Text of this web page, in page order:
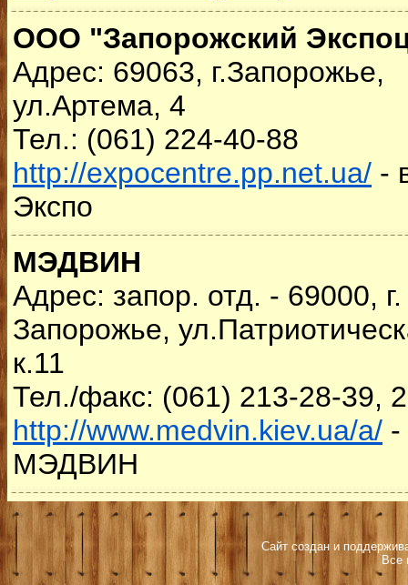
ООО "Запорожский
Адрес: 69063, г.Запорожье,
ул.Артема, 4
Тел.: (061) 224-40-88
http://expocentre.pp.net.ua/ -
Экспо
МЭДВИН
Адрес: запор. отд. - 69000, г.
Запорожье,
к.11
Тел./факс: (061) 213-28-39,
http://www.medvin.kiev.ua/a/ -
МЭДВИН
Сайт создан и
Все